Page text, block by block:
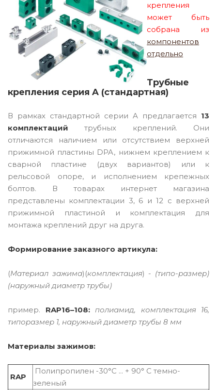
крепления
может быть
собрана из
компонентов
отдельно
Трубные
крепления серия A (стандартная)
В рамках стандартной серии A предлагается 13
комплектаций трубных креплений. Они
отличаются наличием или отсутствием верхней
прижимной пластины DPA, нижнем креплением к
сварной пластине (двух вариантов) или к
рельсовой опоре, и исполнением крепежных
болтов. В товарах интернет магазина
представлены комплектации 3, 6 и 12 с верхней
прижимной пластиной и комплектация для
монтажа креплений друг на друга.
Формирование заказного артикула:
(Материал зажима)(комплектация) - (типо-размер)
(наружный диаметр трубы)
пример. RAP16–108: полиамид, комплектация 16,
типоразмер 1, наружный диаметр трубы 8 мм
Материалы зажимов:
RAP
Полипропилен -30°C ... + 90° C темно-
зеленый